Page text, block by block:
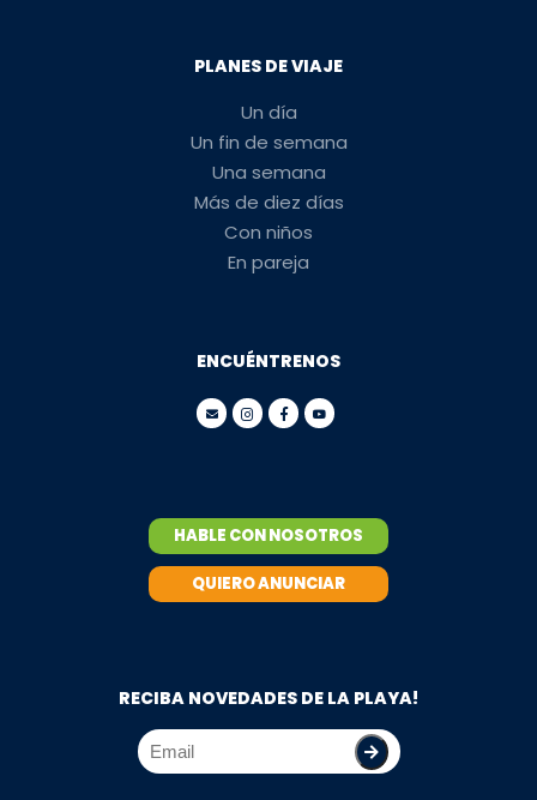
PLANES DE VIAJE
Un día
Un fin de semana
Una semana
Más de diez días
Con niños
En pareja
ENCUÉNTRENOS
HABLE CON NOSOTROS
QUIERO ANUNCIAR
RECIBA NOVEDADES DE LA PLAYA!